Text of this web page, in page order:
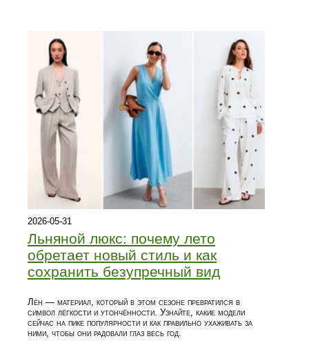
2026-05-31
Льняной люкс: почему лето
обретает новый стиль и как
сохранить безупречный вид
Лён — материал, который в этом сезоне превратился в
символ лёгкости и утончённости. Узнайте, какие модели
сейчас на пике популярности и как правильно ухаживать за
ними, чтобы они радовали глаз весь год.